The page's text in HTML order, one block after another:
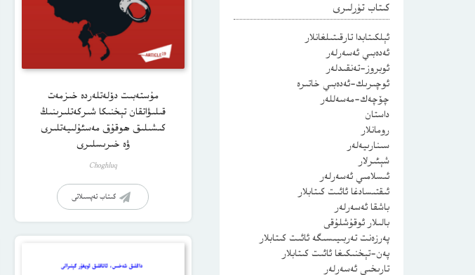
مۇستەبىت دۆلەتلەردە خىزمەت
قىلىۋاتقان تېخنىكا شىركەتلىرىنىڭ
كىشىلىق ھوقۇق مەسئۇلىيەتلىرى
ۋە خىرىسلىرى
Choghluq
كىتاب تەپسىلاتى
كىتاب تۈرلىرى
ئېلكىتابدا تارقىتىلغانلار
ئەدەبىي ئەسەرلەر
ئوبروز-تەنقىدلەر
ئوچىرىك-ئەدەبىي خاتىرە
چۆچەك-مەسەللەر
داستان
رومانلار
سىنارىيەلەر
شېئىرلار
ئىسلامىي ئەسەرلەر
ئىقتىسادغا ئائىت كىتابلار
باشقا ئەسەرلەر
بالىلار ئوقۇشلۇقى
پەرزەنت تەربىيىسىگە ئائىت كىتابلار
پەن-تېخنىكىغا ئائىت كىتابلار
تارىخىي ئەسەرلەر